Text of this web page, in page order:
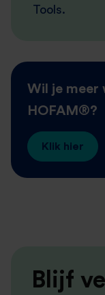
Tools.
Wil je meer
HOFAM®?
Klik hier
Blijf